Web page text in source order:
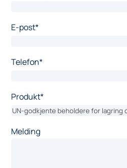
E-post*
Telefon*
Produkt*
Melding